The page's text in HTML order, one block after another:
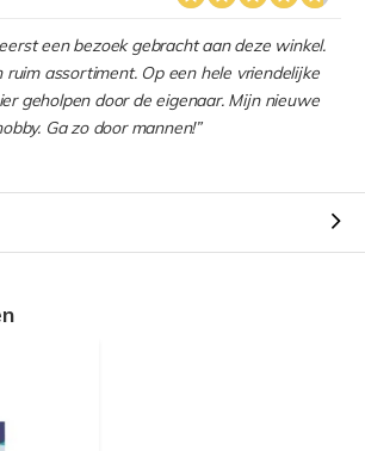
een bezoek gebracht aan deze winkel.
ruim assortiment. Op een hele vriendelijke
geholpen door de eigenaar. Mijn nieuwe
Ga zo door mannen!”